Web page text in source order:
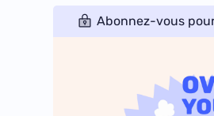
Abonnez-vous